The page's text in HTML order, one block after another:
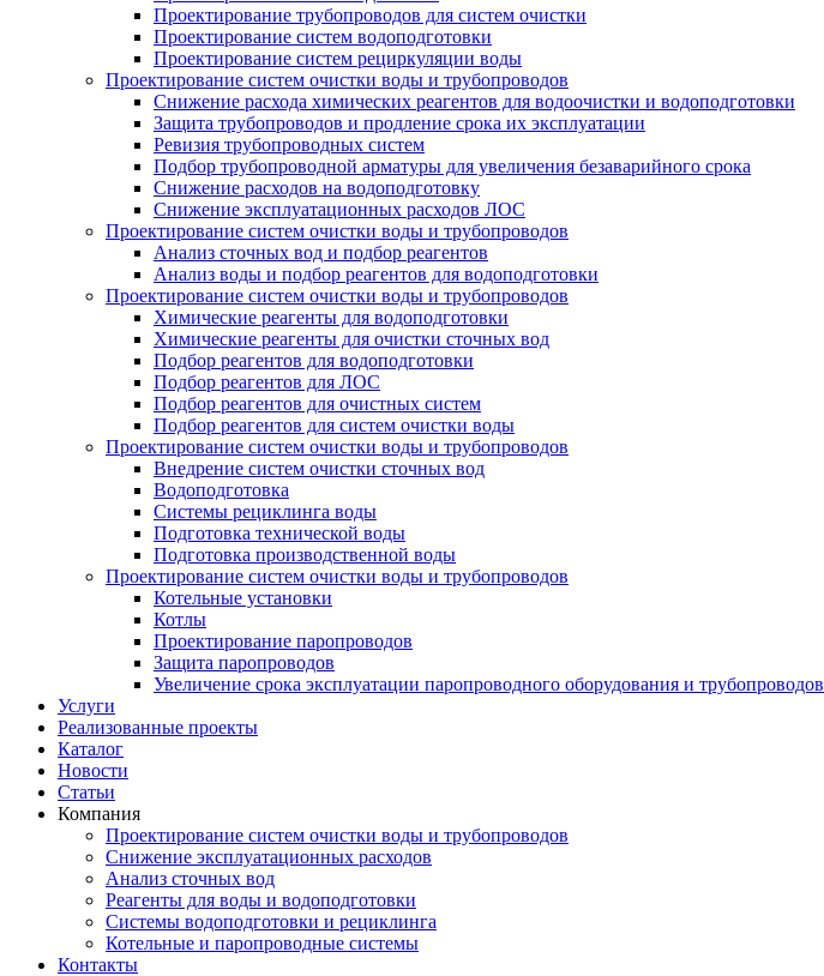
Проектирование трубопроводов для систем очистки
Проектирование систем водоподготовки
Проектирование систем рециркуляции воды
Проектирование систем очистки воды и трубопроводов
Снижение расхода химических реагентов для водоочистки и водоподготовки
Защита трубопроводов и продление срока их эксплуатации
Ревизия трубопроводных систем
Подбор трубопроводной арматуры для увеличения безаварийного срока
Снижение расходов на водоподготовку
Снижение эксплуатационных расходов ЛОС
Проектирование систем очистки воды и трубопроводов
Анализ сточных вод и подбор реагентов
Анализ воды и подбор реагентов для водоподготовки
Проектирование систем очистки воды и трубопроводов
Химические реагенты для водоподготовки
Химические реагенты для очистки сточных вод
Подбор реагентов для водоподготовки
Подбор реагентов для ЛОС
Подбор реагентов для очистных систем
Подбор реагентов для систем очистки воды
Проектирование систем очистки воды и трубопроводов
Внедрение систем очистки сточных вод
Водоподготовка
Системы рециклинга воды
Подготовка технической воды
Подготовка производственной воды
Проектирование систем очистки воды и трубопроводов
Котельные установки
Котлы
Проектирование паропроводов
Защита паропроводов
Увеличение срока эксплуатации паропроводного оборудования и трубопроводов
Услуги
Реализованные проекты
Каталог
Новости
Статьи
Компания
Проектирование систем очистки воды и трубопроводов
Снижение эксплуатационных расходов
Анализ сточных вод
Реагенты для воды и водоподготовки
Системы водоподготовки и рециклинга
Котельные и паропроводные системы
Контакты